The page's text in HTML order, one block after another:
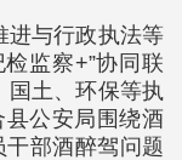
进与行政执法等
监察+”协同联
国土、环保等执
公安局围绕酒
干部酒醉驾问题